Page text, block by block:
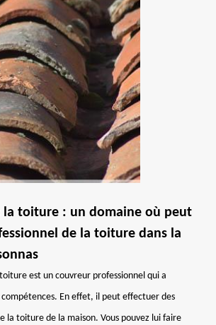
la toiture : un domaine où peut
de la toiture dans la
est un couvreur professionnel qui a
compétences. En effet, il peut effectuer des
la toiture de la maison. Vous pouvez lui faire